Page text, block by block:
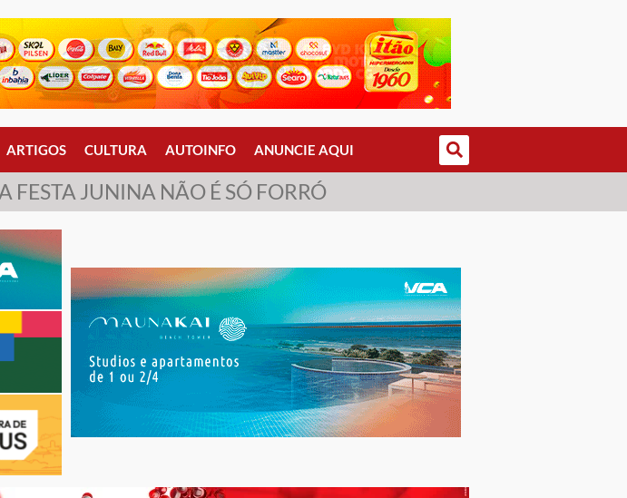
ARTIGOS CULTURA AUTOINFO ANUNCIE AQUI
JUNINA NÃO É SÓ FORRÓ